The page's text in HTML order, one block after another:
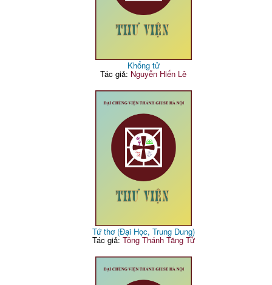
Khổng tử
Tác giả: Nguyễn Hiến Lê
Tứ thơ (Đại Học, Trung Dung)
Tác giả: Tông Thánh Tăng Tử